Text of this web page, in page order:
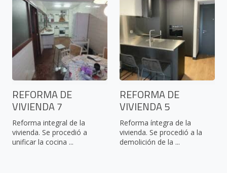
REFORMA DE
VIVIENDA 7
Reforma integral de la
vivienda. Se procedió a
unificar la cocina ...
REFORMA DE
VIVIENDA 5
Reforma íntegra de la
vivienda. Se procedió a la
demolición de la ...